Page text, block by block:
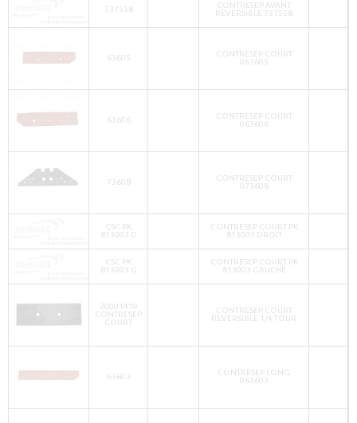
737558
CONTRESEP AVANT
REVERSIBLE 737558
63605
CONTRESEP COURT
063605
63606
CONTRESEP COURT
063606
73608
CONTRESEP COURT
073608
CSC PK
813003 D
CONTRESEP COURT PK
813003 DROIT
CSC PK
813003 G
CONTRESEP COURT PK
813003 GAUCHE
20001419
CONTRESEP
COURT
CONTRESEP COURT
REVERSIBLE 1/4 TOUR
63603
CONTRESEP LONG
063603